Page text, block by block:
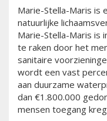
Marie-Stella-Maris is
natuurlijke
Marie-Stella-Maris is
te raken door het
sanitaire
wordt een vast
aan duurzame
dan €1.800.000
mensen toegang